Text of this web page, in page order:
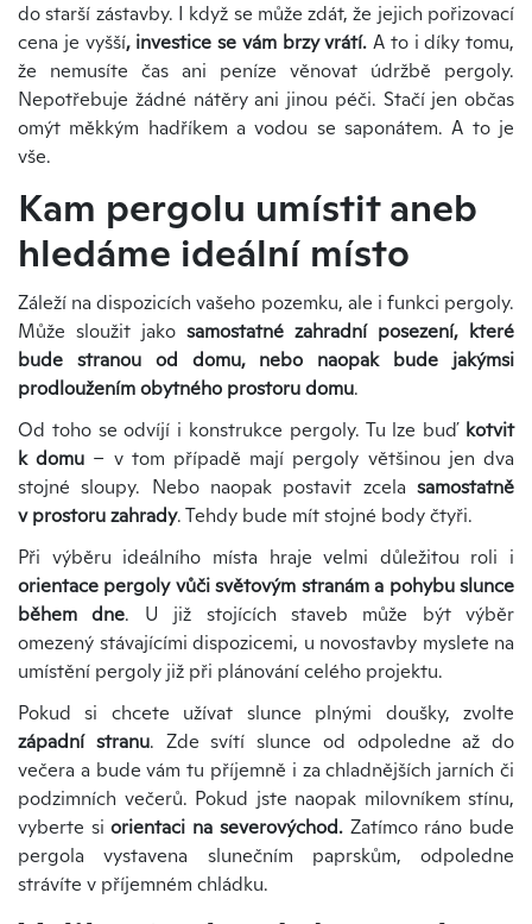
do starší zástavby. I když se může zdát, že jejich pořizovací
cena je vyšší, investice se vám brzy vrátí. A to i díky tomu,
že nemusíte čas ani peníze věnovat údržbě pergoly.
Nepotřebuje žádné nátěry ani jinou péči. Stačí jen občas
omýt měkkým hadříkem a vodou se saponátem. A to je
vše.
Kam pergolu umístit aneb
hledáme ideální místo
Záleží na dispozicích vašeho pozemku, ale i funkci pergoly.
Může sloužit jako samostatné zahradní posezení, které
bude stranou od domu, nebo naopak bude jakýmsi
prodloužením obytného prostoru domu.
Od toho se odvíjí i konstrukce pergoly. Tu lze buď kotvit
k domu – v tom případě mají pergoly většinou jen dva
stojné sloupy. Nebo naopak postavit zcela samostatně
v prostoru zahrady. Tehdy bude mít stojné body čtyři.
Při výběru ideálního místa hraje velmi důležitou roli i
orientace pergoly vůči světovým stranám a pohybu slunce
během dne. U již stojících staveb může být výběr
omezený stávajícími dispozicemi, u novostavby myslete na
umístění pergoly již při plánování celého projektu.
Pokud si chcete užívat slunce plnými doušky, zvolte
západní stranu. Zde svítí slunce od odpoledne až do
večera a bude vám tu příjemně i za chladnějších jarních či
podzimních večerů. Pokud jste naopak milovníkem stínu,
vyberte siorientaci na severovýchod.Zatímco ráno bude
pergola vystavena slunečním paprskům, odpoledne
strávíte v příjemném chládku.